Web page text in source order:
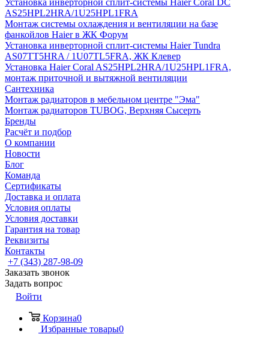
Установка инверторной сплит-системы Haier Coral DC
AS25HPL2HRA/1U25HPL1FRA
Монтаж системы охлаждения и вентиляции на базе
фанкойлов Haier в ЖК Форум
Установка инверторной сплит-системы Haier Tundra
AS07TT5HRA / 1U07TL5FRA, ЖК Клевер
Установка Haier Coral AS25HPL2HRA/1U25HPL1FRA,
монтаж приточной и вытяжной вентиляции
Сантехника
Монтаж радиаторов в мебельном центре "Эма"
Монтаж радиаторов TUBOG, Верхняя Сысерть
Бренды
Расчёт и подбор
О компании
Новости
Блог
Команда
Сертификаты
Доставка и оплата
Условия оплаты
Условия доставки
Гарантия на товар
Реквизиты
Контакты
+7 (343) 287-98-09
Заказать звонок
Задать вопрос
Войти
Корзина0
Избранные товары0